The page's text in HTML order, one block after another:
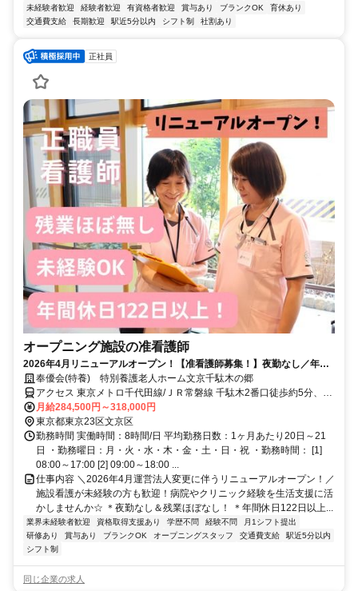
未経験者歓迎
経験者歓迎 有資格者歓迎 賞与あり ブランクOK
育休あり
交通費支給
長期歓迎 駅近5分以内 シフト制 社割あり
正社員
オープニング施設の准看護師
2026年4月リニューアルオープン！【准看護師募集！】夜勤なし／年間
休日122日以上【★】
奉優会(特養) 特別養護老人ホーム文京千駄木の郷
アクセス 東京メトロ千代田線/ＪＲ常磐線 千駄木2番口徒歩約5分、東
京メトロ南北線 本駒込1番口徒歩約12分、東京メトロ千代田線 西日
暮里1番口徒歩約14分
月給284,500円～318,000円
東京都東京23区文京区
勤務時間 実働時間：8時間/日 平均勤務日数：1ヶ月あたり20日～21
日 ・勤務曜日：月・火・水・木・金・土・日・祝 ・勤務時間： [1]
08:00～17:00 [2] 09:00～18:00 ...
仕事内容 ＼2026年4月運営法人変更に伴うリニューアルオープン！／
施設看護が未経験の方も歓迎！病院やクリニック経験を生活支援に活
かしませんか☆ ＊夜勤なし＆残業ほぼなし！ ＊年間休日122日以上...
業界未経験者歓迎 資格取得支援あり 学歴不問 経験不問
月1シフト提出
研修あり
賞与あり ブランクOK オープニングスタッフ 交通費支給
駅近5分以内
シフト制
同じ企業の求人